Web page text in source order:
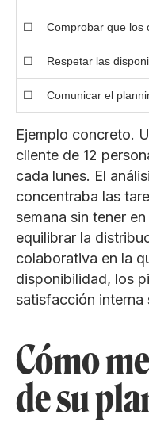
☐ Comprobar que los
☐ Respetar las
☐ Comunicar el
Ejemplo concreto.
cliente de 12
cada lunes. El
concentraba las
semana sin tener
equilibrar la
colaborativa en la
disponibilidad, los
satisfacción interna
Cómo
de su